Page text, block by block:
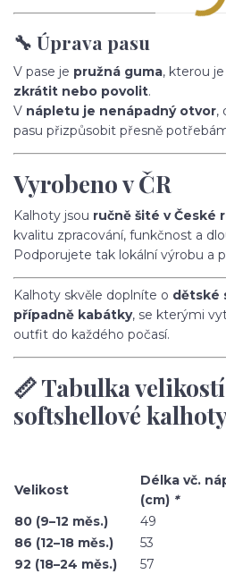
🔧 Úprava pasu
V pase je pružná guma, kterou
zkrátit nebo povolit.
V nápletu je nenápadný otvor,
pasu přizpůsobit přesně
Vyrobeno v ČR
Kalhoty jsou ručně šité v České
kvalitu zpracování, funkčnost a
Podporujete tak lokální výrobu a
Kalhoty skvěle doplníte o dětské
případně kabátky, se kterými
outfit do každého počasí.
📏 Tabulka
softshellové
Velikost
Délka vč.
(cm) *
80 (9–12 měs.)
49
86 (12–18 měs.)
53
92 (18–24 měs.)
57